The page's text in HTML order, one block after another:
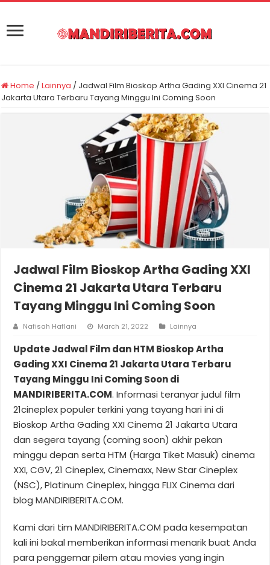
Home /Lainnya / Jadwal Film Bioskop Artha Gading XXI Cinema 21
Jakarta Utara Terbaru Tayang Minggu Ini Coming Soon
Jadwal Film Bioskop Artha Gading XXI
Cinema 21 Jakarta Utara Terbaru
Tayang Minggu Ini Coming Soon
Nafisah Haflani March 21, 2022 Lainnya
Update Jadwal Film dan HTM Bioskop Artha
Gading XXI Cinema 21 Jakarta Utara Terbaru
Tayang Minggu Ini Coming Soon di
MANDIRIBERITA.COM. Informasi teranyar judul film
21cineplex populer terkini yang tayang hari ini di
Bioskop Artha Gading XXI Cinema 21 Jakarta Utara
dan segera tayang (coming soon) akhir pekan
minggu depan serta HTM (Harga Tiket Masuk) cinema
XXI, CGV, 21 Cineplex, Cinemaxx, New Star Cineplex
(NSC), Platinum Cineplex, hingga FLIX Cinema dari
blog MANDIRIBERITA.COM.
Kami dari tim MANDIRIBERITA.COM pada kesempatan
kali ini bakal memberikan informasi menarik buat Anda
para penggemar pilem atau movies yang ingin